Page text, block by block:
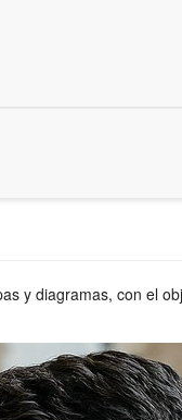
y diagramas, con el